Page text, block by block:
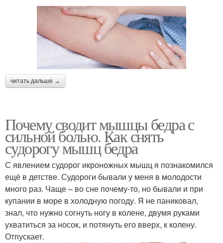
читать дальше →
Почему сводит мышцы бедра с
сильной болью. Как снять
судорогу мышц бедра
С явлением судорог икроножных мышц я познакомился
ещё в детстве. Судороги бывали у меня в молодости
много раз. Чаще – во сне почему-то, но бывали и при
купании в море в холодную погоду. Я не паниковал,
знал, что нужно согнуть ногу в колене, двумя руками
ухватиться за носок, и потянуть его вверх, к колену.
Отпускает.